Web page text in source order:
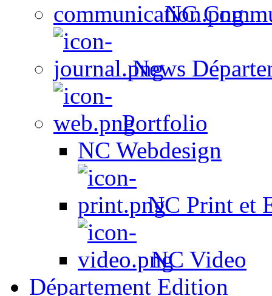
NC
News
Portfolio
NC Webdesign
NC Print et
NC Video
Département Edition